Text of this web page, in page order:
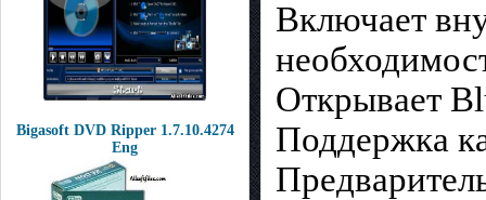
Bigasoft DVD Ripper 1.7.10.4274
Eng
Включает
Открывает
Поддержка